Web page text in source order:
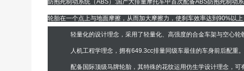
防抱死制动系统（ABS）:国产大排量摩托车中首次配备ABS防抱死制
轮胎在一个点上与地面摩擦，从而加大摩擦力，使刹车效率达到90%以
轻量化的设计理念，采用了轻量化、高强度的合金车架与空心轮
人机工程学理念，拥有649.3cc排量同级车最佳的车身前后配重
配备国际顶级马牌轮胎，其特殊的花纹运用仿生学设计理念，可